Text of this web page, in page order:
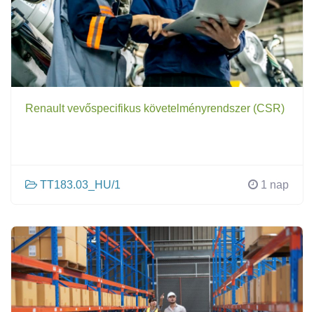
Renault vevőspecifikus követelményrendszer (CSR)
TT183.03_HU/1 1 nap